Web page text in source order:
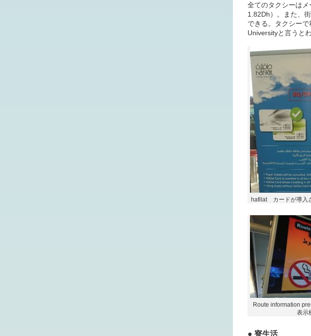
全てのタクシーは
1.82Dh）。また、
できる。タクシー
Universityと言うと
hafilat カードが導入
Route information
表示
● 寮生活